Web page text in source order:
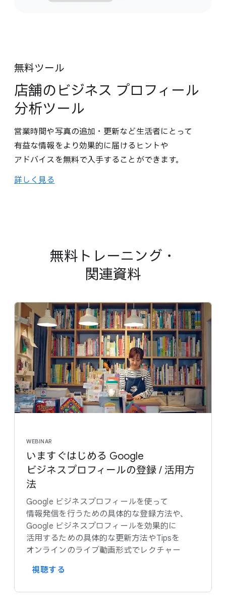
無料ツール
店舗の​ビジネス プロフィール
分析ツール
営業時間や​写真の​追加・更新など​生活者に​とって​
有益な​情報を​より​効果的に​届ける​ヒントや​
アドバイスを​無料で​入手する​ことができます。
詳しく​見る
無料トレーニング・
関連資料
WEBINAR
いますぐ​はじめる Google
ビジネスプロフィールの​登録 / 活用方​
法
Google ビジネスプロフィールを​使って​
情報発信を​行う​ための​具体的な​登録方​法や、​
Google ビジネスプロフィールを​効果的に​
活用する​ための​具体的な​更新方​法や​Tipsを​
オンラインの​ライブ動画形式で​レクチャー
視聴する